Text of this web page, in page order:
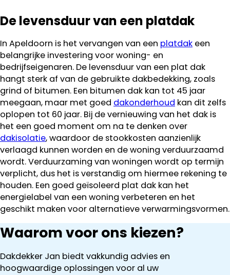
De levensduur van een platdak
In Apeldoorn is het vervangen van een platdak een
belangrijke investering voor woning- en
bedrijfseigenaren. De levensduur van een plat dak
hangt sterk af van de gebruikte dakbedekking, zoals
grind of bitumen. Een bitumen dak kan tot 45 jaar
meegaan, maar met goed dakonderhoud kan dit zelfs
oplopen tot 60 jaar. Bij de vernieuwing van het dak is
het een goed moment om na te denken over
dakisolatie, waardoor de stookkosten aanzienlijk
verlaagd kunnen worden en de woning verduurzaamd
wordt. Verduurzaming van woningen wordt op termijn
verplicht, dus het is verstandig om hiermee rekening te
houden. Een goed geïsoleerd plat dak kan het
energielabel van een woning verbeteren en het
geschikt maken voor alternatieve verwarmingsvormen.
Waarom voor ons kiezen?
Dakdekker Jan biedt vakkundig advies en
hoogwaardige oplossingen voor al uw